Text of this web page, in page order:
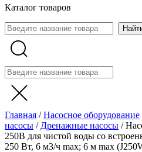
Каталог товаров
Главная /Насосное оборудование
насосы / Дренажные насосы /
250B для чистой воды со
250 Вт, 6 м3/ч max; 6 м max